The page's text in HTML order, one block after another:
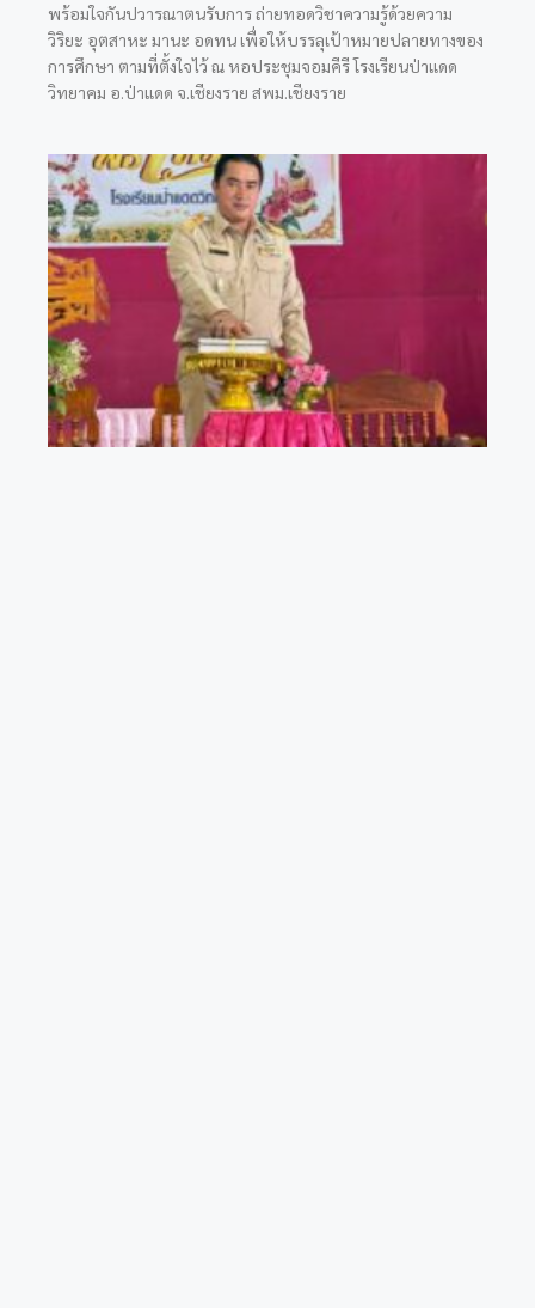
พร้อมใจกันปวารณาตนรับการ ถ่ายทอดวิชาความรู้ด้วยความ
วิริยะ อุตสาหะ มานะ อดทน เพื่อให้บรรลุเป้าหมายปลายทางของ
การศึกษา ตามที่ตั้งใจไว้ ณ หอประชุมจอมคีรี โรงเรียนป่าแดด
วิทยาคม อ.ป่าแดด จ.เชียงราย สพม.เชียงราย